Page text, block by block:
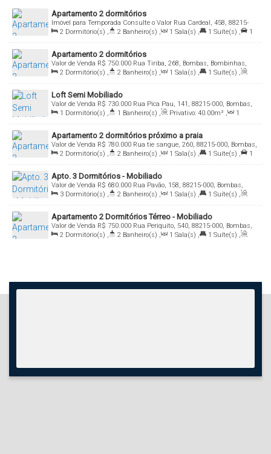
Apartamento 2 dormitórios
Consulte o Valor
Imóvel para Temporada
Rua Cardeal, 458, 88215-
000, Bombas, Bombinhas, Santa Catarina, Brasil
2 Dormitório(s) , 2 Banheiro(s) , 1 Sala(s) , 1 Suíte(s) ,
1
Vaga(s) , Útil: 65.00m²
Apartamento 2 dormitórios
R$ 750.000
Valor de Venda
Rua Tiriba, 268, Bombas, Bombinhas,
Santa Catarina, Brasil
2 Dormitório(s) , 2 Banheiro(s) , 1 Sala(s) , 1 Suíte(s) ,
Útil: 65.00m²
Loft Semi Mobiliado
R$ 730.000
Valor de Venda
Rua Pica Pau, 141, 88215-000, Bombas,
Bombinhas, Santa Catarina, Brasil
1 Dormitório(s) , 1 Banheiro(s) , Privativo: 40.00m² ,
1
Sala(s) , 1 Vaga(s)
Apartamento 2 dormitórios próximo a praia
R$ 780.000
Valor de Venda
Rua tie sangue, 260, 88215-000, Bombas,
Bombinhas, Santa Catarina, Brasil
2 Dormitório(s) , 2 Banheiro(s) , 1 Sala(s) , 1 Suíte(s) ,
1
Vaga(s) , Útil: 70.00m²
Apto. 3 Dormitórios - Mobiliado
R$ 680.000
Valor de Venda
Rua Pavão, 158, 88215-000, Bombas,
Bombinhas, Santa Catarina, Brasil
3 Dormitório(s) , 2 Banheiro(s) , 1 Sala(s) , 1 Suíte(s) ,
Total: 100.00m² , 1 Vaga(s) , Útil: 90.00m²
Apartamento 2 Dormitórios Térreo - Mobiliado
R$ 750.000
Valor de Venda
Rua Periquito, 540, 88215-000, Bombas,
Bombinhas, Santa Catarina, Brasil
2 Dormitório(s) , 2 Banheiro(s) , 1 Sala(s) , 1 Suíte(s) ,